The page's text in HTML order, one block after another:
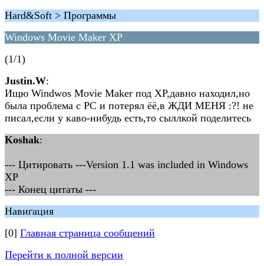
Hard&Soft > Программы
Windows Movie Maker XP
(1/1)
Justin.W:
Ищю Windwos Movie Maker под XP,давно находил,но
была проблема с PC и потерял ёё,в ЖДИ МЕНЯ :?! не
писал,если у каво-нибудь есть,то сыллкой поделитесь
Koshak:
--- Цитировать ---Version 1.1 was included in Windows
XP
--- Конец цитаты ---
Навигация
[0] Главная страница сообщений
Перейти к полной версии